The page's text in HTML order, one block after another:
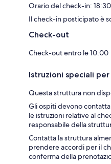
Orario del check-in:
Il check-in posticipato è
Check-out
Check-out entro le 10:00
Istruzioni speciali
Questa struttura non
Gli ospiti devono
le istruzioni relative al
responsabile della
Contatta la struttura
prendere accordi per il
conferma della